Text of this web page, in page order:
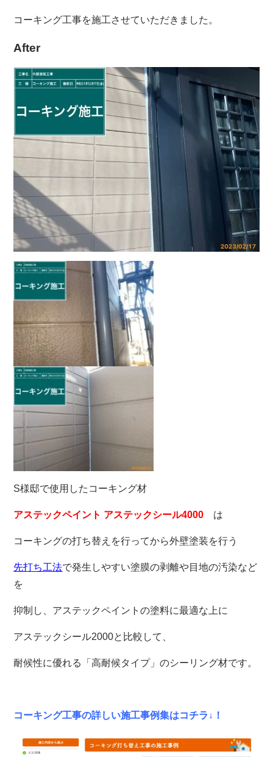
コーキング工事を施工させていただきました。
After
S様邸で使用したコーキング材
アステックペイント アステックシール4000 は
コーキングの打ち替えを行ってから外壁塗装を行う
先打ち工法で発生しやすい塗膜の剥離や目地の汚染など
を
抑制し、アステックペイントの塗料に最適な上に
アステックシール2000と比較して、
耐候性に優れる「高耐候タイプ」のシーリング材です。
コーキング工事の詳しい施工事例集はコチラ↓！